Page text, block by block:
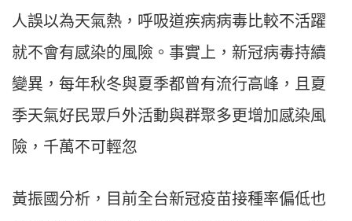
人誤以為天氣熱，呼吸道疾病病毒比較不活躍
就不會有感染的風險。事實上，新冠病毒持續
變異，每年秋冬與夏季都曾有流行高峰，且夏
季天氣好民眾戶外活動與群聚多更增加感染風
險，千萬不可輕忽
黃振國分析，目前全台新冠疫苗接種率偏低也